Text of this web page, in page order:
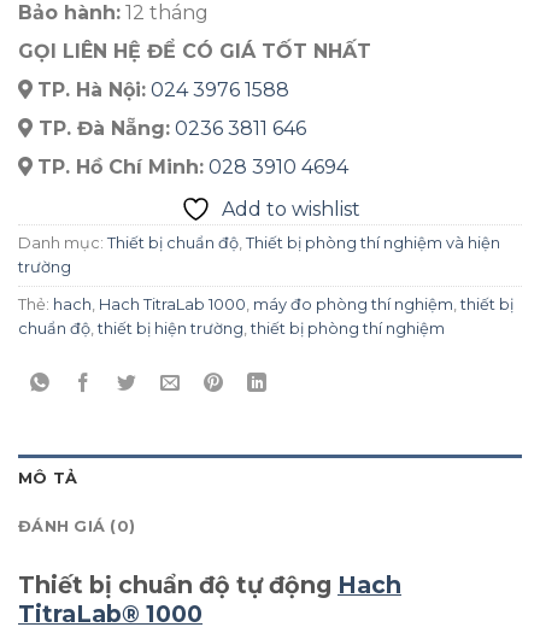
Bảo hành: 12 tháng
GỌI LIÊN HỆ ĐỂ CÓ GIÁ TỐT NHẤT
TP. Hà Nội: 024 3976 1588
TP. Đà Nẵng: 0236 3811 646
TP. Hồ Chí Minh: 028 3910 4694
Add to wishlist
Danh mục: Thiết bị chuẩn độ, Thiết bị phòng thí nghiệm và hiện
trường
Thẻ: hach, Hach TitraLab 1000, máy đo phòng thí nghiệm,thiết bị
chuẩn độ,thiết bị hiện trường,thiết bị phòng thí nghiệm
MÔ TẢ
ĐÁNH GIÁ (0)
Thiết bị chuẩn độ tự động Hach
TitraLab® 1000